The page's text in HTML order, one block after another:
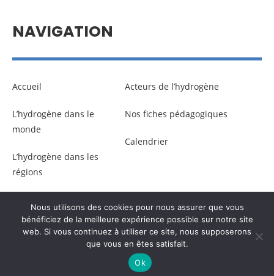
NAVIGATION
Accueil
L’hydrogène dans le
monde
L’hydrogène dans les
régions
Acteurs de l’hydrogène
Nos fiches pédagogiques
Calendrier
© Copyright –Communicaweb 2026
Gestion des données personnelles
Nous utilisons des cookies pour nous assurer que vous
bénéficiez de la meilleure expérience possible sur notre site
web. Si vous continuez à utiliser ce site, nous supposerons
que vous en êtes satisfait.
Ok